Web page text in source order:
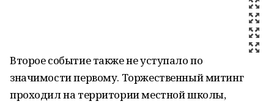
Второе событие также не уступало по
значимости первому. Торжественный митинг
проходил на территории местной школы,